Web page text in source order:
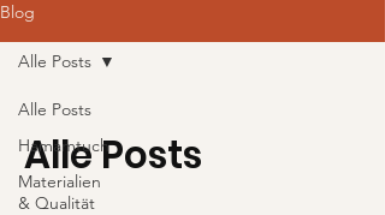
Blog
Alle Posts
Hamamtuch
Materialien
& Qualität
Alle Posts
Alle Posts